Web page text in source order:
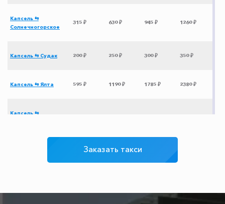
Капсель ⇆
Солнечногорское
315 ₽ 630 ₽ 945 ₽ 1260 ₽
Капсель ⇆ Судак 200 ₽ 250 ₽ 300 ₽ 350 ₽
Капсель ⇆ Ялта 595 ₽ 1190 ₽ 1785 ₽ 2380 ₽
Капсель ⇆
3015 ₽ 6030 ₽
Заказать такси